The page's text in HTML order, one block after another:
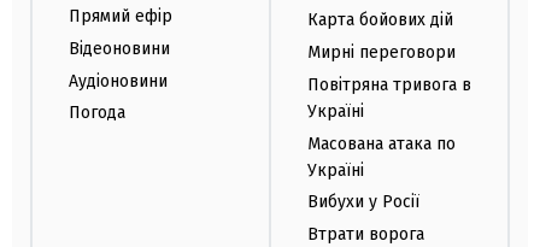
Прямий ефір
Відеоновини
Аудіоновини
Погода
Карта бойових дій
Мирні переговори
Повітряна тривога в
Україні
Масована атака по
Україні
Вибухи у Росії
Втрати ворога